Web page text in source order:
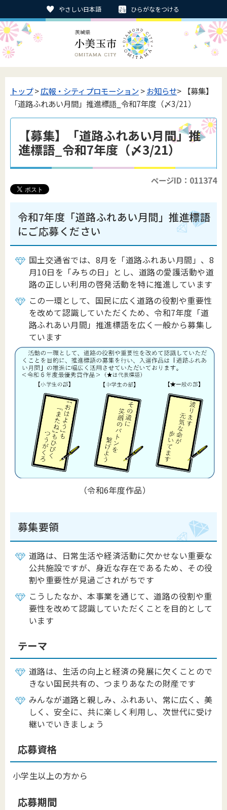
やさしい日本語 ひらがなをつける
トップ>広報・シティプロモーション>お知らせ> 【募集】
「道路ふれあい月間」推進標語_令和7年度（〆3/21）
【募集】「道路ふれあい月間」推
進標語_令和7年度（〆3/21）
ページID：011374
令和7年度「道路ふれあい月間」推進標語
にご応募ください
国土交通省では、8月を「道路ふれあい月間」、8
月10日を「みちの日」とし、道路の愛護活動や道
路の正しい利用の啓発活動を特に推進しています
この一環として、国民に広く道路の役割や重要性
を改めて認識していただくため、令和7年度「道
路ふれあい月間」推進標語を広く一般から募集し
ています
（令和6年度作品）
募集要領
道路は、日常生活や経済活動に欠かせない重要な
公共施設ですが、身近な存在であるため、その役
割や重要性が見過ごされがちです
こうしたなか、本事業を通じて、道路の役割や重
要性を改めて認識していただくことを目的として
います
テーマ
道路は、生活の向上と経済の発展に欠くことので
きない国民共有の、つまりあなたの財産です
みんなが道路と親しみ、ふれあい、常に広く、美
しく、安全に、共に楽しく利用し、次世代に受け
継いでいきましょう
応募資格
小学生以上の方から
応募期間